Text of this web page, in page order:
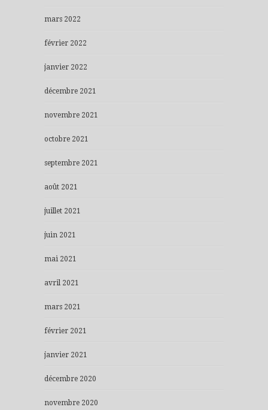
mars 2022
février 2022
janvier 2022
décembre 2021
novembre 2021
octobre 2021
septembre 2021
août 2021
juillet 2021
juin 2021
mai 2021
avril 2021
mars 2021
février 2021
janvier 2021
décembre 2020
novembre 2020